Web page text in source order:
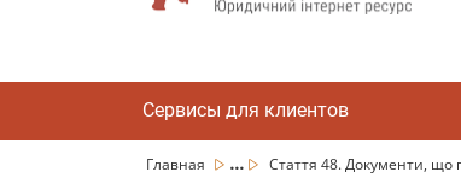
Сервисы для клиентов
Главная ... Стаття 48. Документи, що